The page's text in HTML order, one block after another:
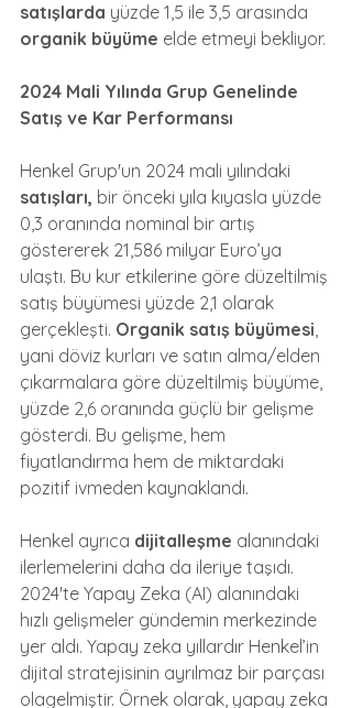
satışlarda yüzde 1,5 ile 3,5 arasında
organik büyüme elde etmeyi bekliyor.
2024 Mali Yılında Grup Genelinde
Satış ve Kar Performansı
Henkel Grup'un 2024 mali yılındaki
satışları, bir önceki yıla kıyasla yüzde
0,3 oranında nominal bir artış
göstererek 21,586 milyar Euro’ya
ulaştı. Bu kur etkilerine göre düzeltilmiş
satış büyümesi yüzde 2,1 olarak
gerçekleşti. Organik satış büyümesi,
yani döviz kurları ve satın alma/elden
çıkarmalara göre düzeltilmiş büyüme,
yüzde 2,6 oranında güçlü bir gelişme
gösterdi. Bu gelişme, hem
fiyatlandırma hem de miktardaki
pozitif ivmeden kaynaklandı.
Henkel ayrıca dijitalleşme alanındaki
ilerlemelerini daha da ileriye taşıdı.
2024'te Yapay Zeka (AI) alanındaki
hızlı gelişmeler gündemin merkezinde
yer aldı. Yapay zeka yıllardır Henkel’in
dijital stratejisinin ayrılmaz bir parçası
olagelmiştir. Örnek olarak, yapay zeka